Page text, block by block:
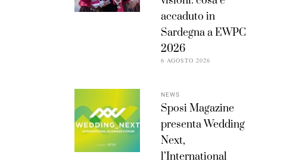
accaduto in
Sardegna a EWPC
2026
6 AGOSTO 2026
NEWS
Sposi Magazine
presenta Wedding
Next,
l’International